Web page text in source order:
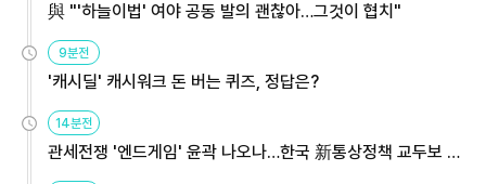
與 "'하늘이법' 여야 공동 발의 괜찮아…그것이 협치"
9분전
'캐시딜' 캐시워크 돈 버는 퀴즈, 정답은?
14분전
관세전쟁 '엔드게임' 윤곽 나오나…한국 新통상정책 교두보 활
용해야